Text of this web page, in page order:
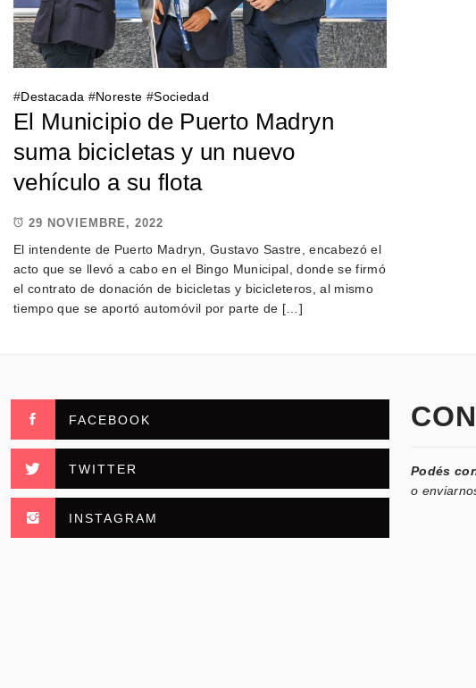
#Destacada #Noreste #Sociedad
El Municipio de Puerto Madryn
suma bicicletas y un nuevo
vehículo a su flota
29 NOVIEMBRE, 2022
El intendente de Puerto Madryn, Gustavo Sastre, encabezó el
acto que se llevó a cabo en el Bingo Municipal, donde se firmó
el contrato de donación de bicicletas y bicicleteros, al mismo
tiempo que se aportó automóvil por parte de […]
FACEBOOK
TWITTER
INSTAGRAM
Podés
o